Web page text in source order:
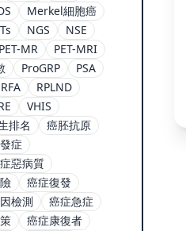
Merkel細胞癌
NGS
NSE
PET-MR
PET-MRI
ProGRP
PSA
RFA
RPLND
VHIS
排名
癌胚抗原
症
惡病質
癌症復發
檢測
癌症急症
癌症康復者